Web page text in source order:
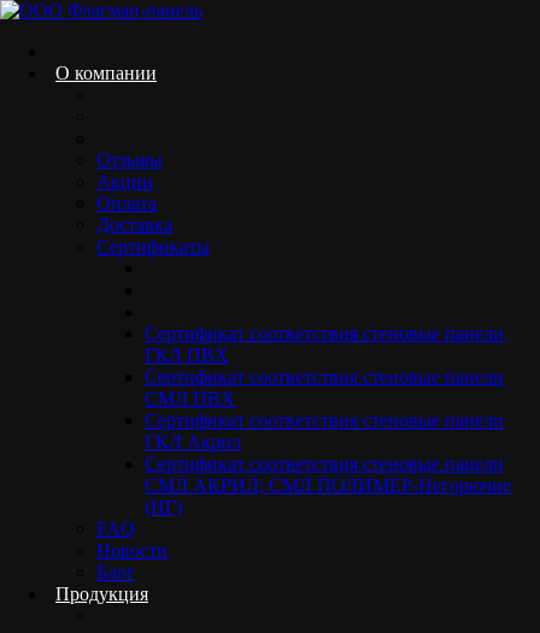
Skip
content
О компании
Отзывы
Акции
Оплата
Доставка
Сертификаты
Сертификат соответствия стеновые панели
ГКЛ ПВХ
Сертификат соответствия стеновые панели
СМЛ ПВХ
Сертификат соответствия стеновые панели
ГКЛ Акрил
Сертификат соответствия стеновые панели
СМЛ АКРИЛ; СМЛ ПОЛИМЕР-Негорючие
(НГ)
FAQ
Новости
Блог
Продукция
СМЛ с HPL покрытием
ПродукцияДекоративные стеновые панели
панели с НPL покрытием
АКЦИЯ МЕСЯЦА
Закажите ремонт «под
ключ» от 350 м² и получите